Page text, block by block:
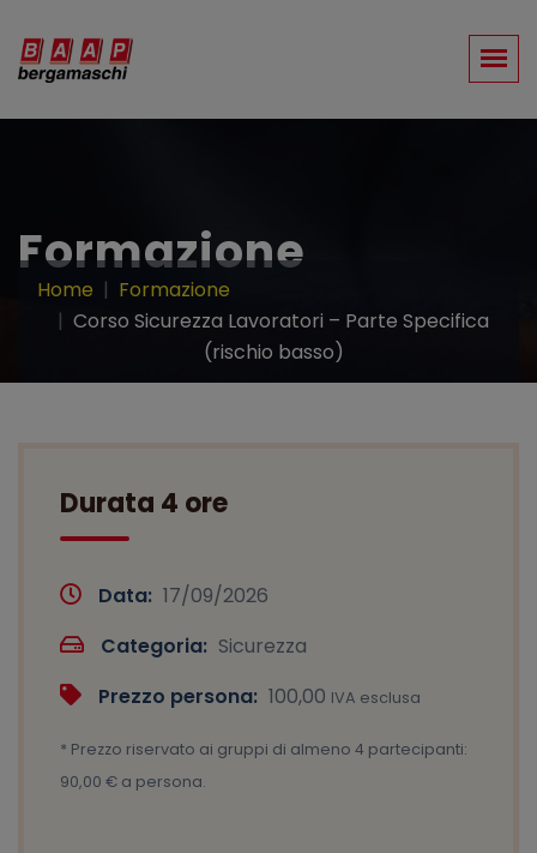
Formazione
Home
Formazione
Corso Sicurezza Lavoratori – Parte Specifica
(rischio basso)
Durata 4 ore
Data: 17/09/2026
Categoria: Sicurezza
Prezzo persona: 100,00 IVA esclusa
* Prezzo riservato ai gruppi di almeno 4 partecipanti:
90,00 € a persona.